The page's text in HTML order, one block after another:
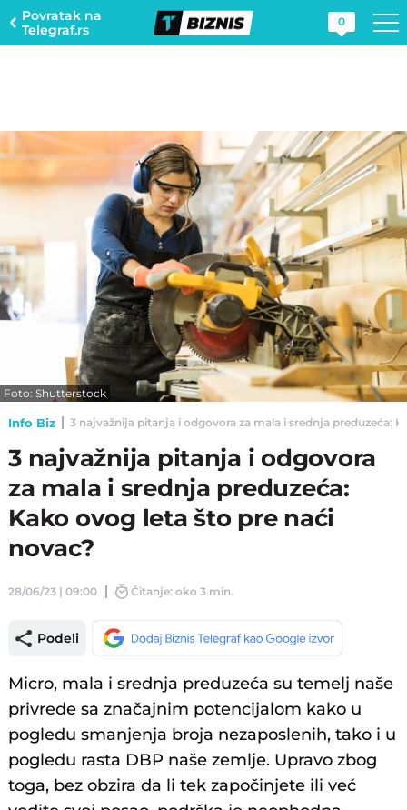
Povratak na
Telegraf.rs
0
Foto: Shutterstock
Info Biz 3 najvažnija pitanja i odgovora za mala i srednja preduzeća:
3 najvažnija pitanja i odgovora
za mala i srednja preduzeća:
Kako ovog leta što pre naći
novac?
28/06/23 | 09:00 Čitanje: oko 3 min.
Podeli
Micro, mala i srednja preduzeća su temelj naše
privrede sa značajnim potencijalom kako u
pogledu smanjenja broja nezaposlenih, tako i u
pogledu rasta DBP naše zemlje. Upravo zbog
toga, bez obzira da li tek započinjete ili već